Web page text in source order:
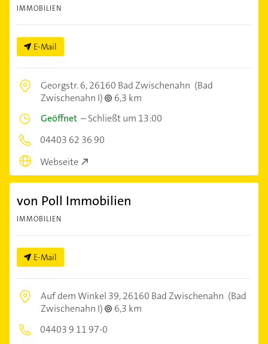
IMMOBILIEN
E-Mail
Georgstr. 6,26160 Bad Zwischenahn (Bad
Zwischenahn I)
6,3 km
Geöffnet –Schließt um 13:00
04403 62 36 90
Webseite
von Poll Immobilien
IMMOBILIEN
E-Mail
Auf dem Winkel 39,26160 Bad Zwischenahn (Bad
Zwischenahn I)
6,3 km
04403 9 11 97-0